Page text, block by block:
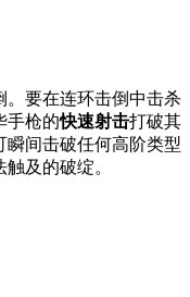
。要在连环击倒中击杀
手枪的快速射击打破其
瞬间击破任何高阶类型
及的破绽。